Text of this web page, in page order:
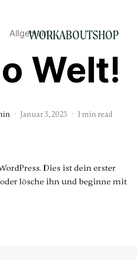
WORKABOUTSHOP
Allgemein
Welt!
· Januar 3, 2023 · 1 min read
Dies ist dein erster
lösche ihn und beginne mit